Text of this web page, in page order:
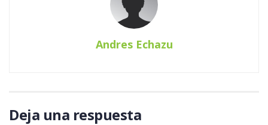
Andres Echazu
Deja una respuesta